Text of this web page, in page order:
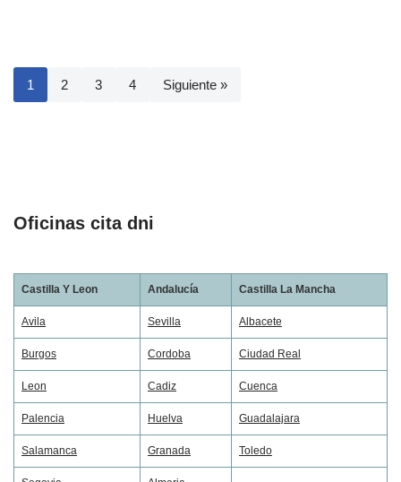
1 2 3 4 Siguiente »
Oficinas cita dni
Castilla Y Leon Andalucía Castilla La Mancha
Avila Sevilla Albacete
Burgos Cordoba Ciudad Real
Leon Cadiz Cuenca
Palencia Huelva Guadalajara
Salamanca Granada Toledo